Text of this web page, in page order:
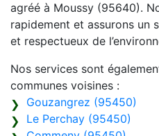
agréé à Moussy (95640).
rapidement et assurons un
et respectueux de
Nos services sont
communes voisines :
Gouzangrez (95450)
Le Perchay (95450)